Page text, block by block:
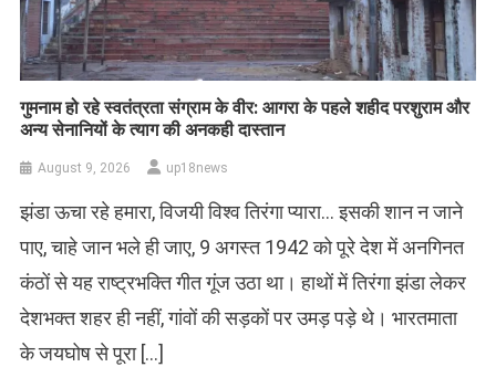
गुमनाम हो रहे स्वतंत्रता संग्राम के वीर: आगरा के पहले शहीद परशुराम और
अन्य सेनानियों के त्याग की अनकही दास्तान
August 9, 2026 up18news
झंडा ऊचा रहे हमारा, विजयी विश्व तिरंगा प्यारा… इसकी शान न जाने
पाए, चाहे जान भले ही जाए, 9 अगस्त 1942 को पूरे देश में अनगिनत
कंठों से यह राष्ट्रभक्ति गीत गूंज उठा था। हाथों में तिरंगा झंडा लेकर
देशभक्त शहर ही नहीं, गांवों की सड़कों पर उमड़ पड़े थे। भारतमाता
के जयघोष से पूरा […]